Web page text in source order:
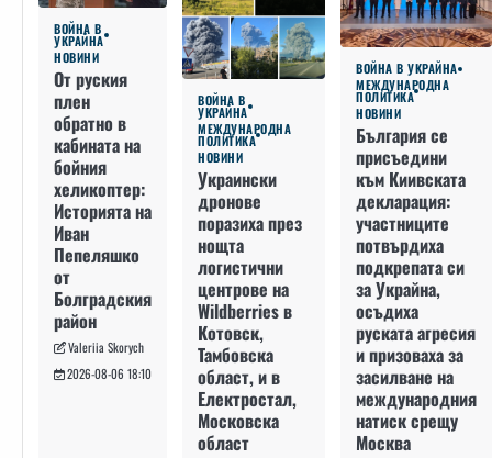
ВОЙНА В
УКРАЙНА
НОВИНИ
От руския
плен
обратно в
кабината на
бойния
хеликоптер:
Историята на
Иван
Пепеляшко
от
Болградския
район
Valeriia Skorych
2026-08-06 18:10
ВОЙНА В
УКРАЙНА
МЕЖДУНАРОДНА
ПОЛИТИКА
НОВИНИ
Украински
дронове
поразиха през
нощта
логистични
центрове на
Wildberries в
Котовск,
Тамбовска
област, и в
Електростал,
Московска
област
ВОЙНА В УКРАЙНА
МЕЖДУНАРОДНА
ПОЛИТИКА
НОВИНИ
България се
присъедини
към Киивската
декларация:
участниците
потвърдиха
подкрепата си
за Украйна,
осъдиха
руската агресия
и призоваха за
засилване на
международния
натиск срещу
Москва